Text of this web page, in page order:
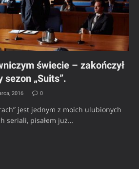
świecie – zakończył
sezon „Suits”.
2016 0
jest jednym z moich ulubionych
seriali, pisałem już…